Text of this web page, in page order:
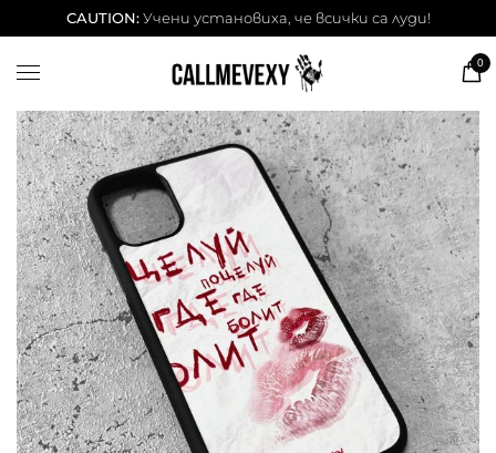
CAUTION:Учени установиха, че всички са луди!
0
ТЕНИСКИ
ЧАШИ
КЕЙСОВЕ
BESTSELLERS
ЛЕТНИ СЕТОВЕ
АКСЕСОАРИ
Our Cool Kids ✨
info@callmevexy.com